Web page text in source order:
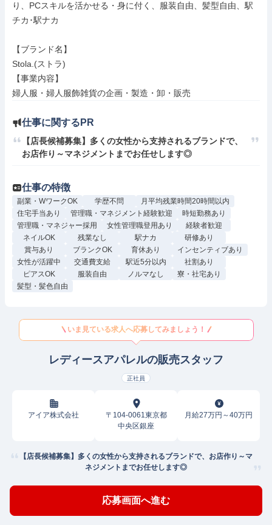
り、PCスキルを活かせる・身に付く、服装自由、髪型自由、駅
チカ･駅ナカ
【ブランド名】
Stola.(ストラ)
【事業内容】
婦人服・婦人服飾雑貨の企画・製造・卸・販売
仕事に関するPR
【店長候補募集】多くの女性から支持されるブランドで、
お店作り～マネジメントまでお任せします◎
仕事の特徴
副業・WワークOK 学歴不問
月平均残業時間20時間以内
住宅手当あり
管理職・マネジメント経験歓迎
時短勤務あり
管理職・マネジャー採用
女性管理職登用あり
経験者歓迎
ネイルOK
残業なし 駅ナカ
研修あり
賞与あり
ブランクOK 育休あり
インセンティブあり
女性が活躍中
交通費支給 駅近5分以内
社割あり
ピアスOK
服装自由 ノルマなし
寮・社宅あり
髪型・髪色自由
いま見ている求人へ応募してみましょう！
レディースアパレルの販売スタッフ
正社員
アイア株式会社
〒104-0061東京都
中央区銀座
月給27万円～40万円
【店長候補募集】多くの女性から支持されるブランドで、お店作り～マ
ネジメントまでお任せします◎
応募画面へ進む